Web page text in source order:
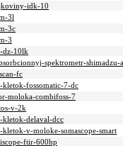
idk-10
3l
3c
3
dz-10lk
spektrometr-shimadzu-
fc
kletok-fossomatic-7-dc
moloka-combifoss-7
v-2k
kletok-delaval-dcc
v-moloke-somascope-smart
ftir-600hp